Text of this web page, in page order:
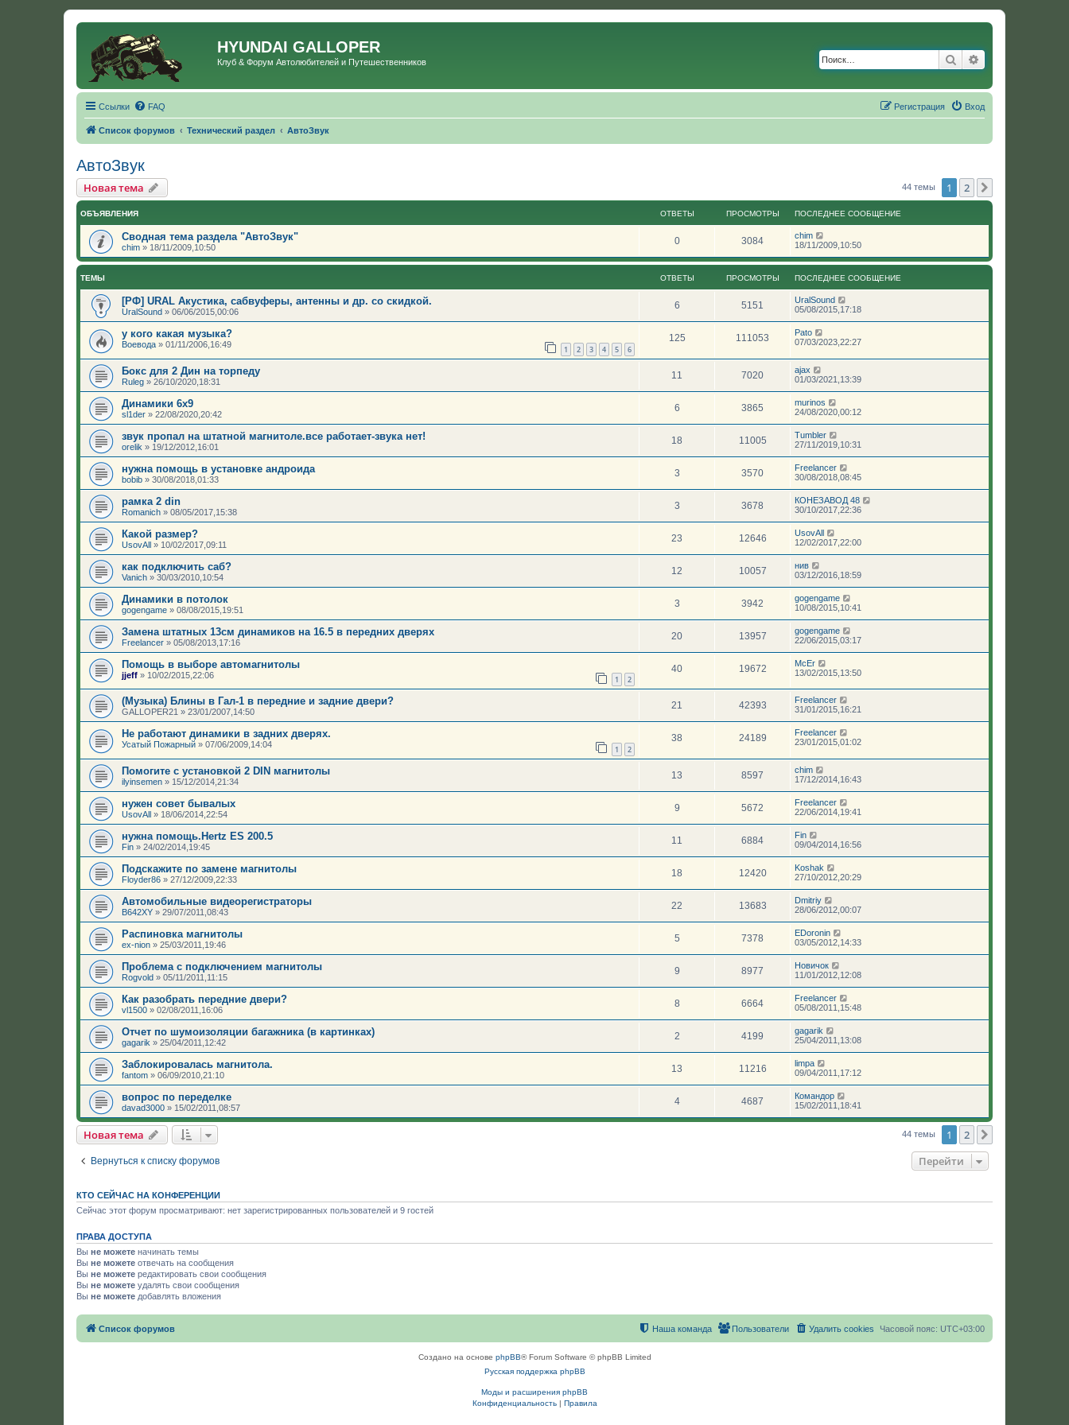
HYUNDAI GALLOPER
Клуб & Форум Автолюбителей и Путешественников Поиск
Ссылки FAQ Вход
Регистрация
Список форумов Технический раздел АвтоЗвук
АвтоЗвук
Новая тема 44 темы 1 2
ОБЪЯВЛЕНИЯ ОТВЕТЫ ПРОСМОТРЫ ПОСЛЕДНЕЕ СООБЩЕНИЕ
Сводная тема раздела "АвтоЗвук"
chim » 18/11/2009,10:50
0 3084
chim
18/11/2009,10:50
ТЕМЫ ОТВЕТЫ ПРОСМОТРЫ ПОСЛЕДНЕЕ СООБЩЕНИЕ
[РФ] URAL Акустика, сабвуферы, антенны и др. со скидкой.
UralSound » 06/06/2015,00:06
6 5151
UralSound
05/08/2015,17:18
у кого какая музыка?
Воевода » 01/11/2006,16:49 1 2 3 4 5 6
125 111053
Pato
07/03/2023,22:27
Бокс для 2 Дин на торпеду
Ruleg » 26/10/2020,18:31
11 7020
ajax
01/03/2021,13:39
Динамики 6х9
sl1der » 22/08/2020,20:42
6 3865
murinos
24/08/2020,00:12
звук пропал на штатной магнитоле.все работает-звука нет!
orelik » 19/12/2012,16:01
18 11005
Tumbler
27/11/2019,10:31
нужна помощь в установке андроида
bobib » 30/08/2018,01:33
3 3570
Freelancer
30/08/2018,08:45
рамка 2 din
Romanich » 08/05/2017,15:38
3 3678
КОНЕЗАВОД 48
30/10/2017,22:36
Какой размер?
UsovAll » 10/02/2017,09:11
23 12646
UsovAll
12/02/2017,22:00
как подключить саб?
Vanich » 30/03/2010,10:54
12 10057
нив
03/12/2016,18:59
Динамики в потолок
gogengame » 08/08/2015,19:51
3 3942
gogengame
10/08/2015,10:41
Замена штатных 13см динамиков на 16.5 в передних дверях
Freelancer » 05/08/2013,17:16
20 13957
gogengame
22/06/2015,03:17
Помощь в выборе автомагнитолы
jjeff » 10/02/2015,22:06 1 2
40 19672
McEr
13/02/2015,13:50
(Музыка) Блины в Гал-1 в передние и задние двери?
GALLOPER21 » 23/01/2007,14:50
21 42393
Freelancer
31/01/2015,16:21
Не работают динамики в задних дверях.
Усатый Пожарный » 07/06/2009,14:04 1 2
38 24189
Freelancer
23/01/2015,01:02
Помогите с установкой 2 DIN магнитолы
ilyinsemen » 15/12/2014,21:34
13 8597
chim
17/12/2014,16:43
нужен совет бывалых
UsovAll » 18/06/2014,22:54
9 5672
Freelancer
22/06/2014,19:41
нужна помощь.Hertz ES 200.5
Fin » 24/02/2014,19:45
11 6884
Fin
09/04/2014,16:56
Подскажите по замене магнитолы
Floyder86 » 27/12/2009,22:33
18 12420
Koshak
27/10/2012,20:29
Автомобильные видеорегистраторы
B642XY » 29/07/2011,08:43
22 13683
Dmitriy
28/06/2012,00:07
Распиновка магнитолы
ex-nion » 25/03/2011,19:46
5 7378
EDoronin
03/05/2012,14:33
Проблема с подключением магнитолы
Rogvold » 05/11/2011,11:15
9 8977
Новичок
11/01/2012,12:08
Как разобрать передние двери?
vl1500 » 02/08/2011,16:06
8 6664
Freelancer
05/08/2011,15:48
Отчет по шумоизоляции багажника (в картинках)
gagarik » 25/04/2011,12:42
2 4199
gagarik
25/04/2011,13:08
Заблокировалась магнитола.
fantom » 06/09/2010,21:10
13 11216
limpa
09/04/2011,17:12
вопрос по переделке
davad3000 » 15/02/2011,08:57
4 4687
Командор
15/02/2011,18:41
Новая тема 44 темы 1 2
Вернуться к списку форумов Перейти
КТО СЕЙЧАС НА КОНФЕРЕНЦИИ
Сейчас этот форум просматривают: нет зарегистрированных пользователей и 9 гостей
ПРАВА ДОСТУПА
Вы не можете начинать темы
Вы не можете отвечать на сообщения
Вы не можете редактировать свои сообщения
Вы не можете удалять свои сообщения
Вы не можете добавлять вложения
Список форумов Часовой пояс: UTC+03:00
Удалить cookies
Пользователи
Наша команда
Создано на основе phpBB® Forum Software © phpBB Limited
Русская поддержка phpBB
Моды и расширения phpBB
Конфиденциальность| Правила